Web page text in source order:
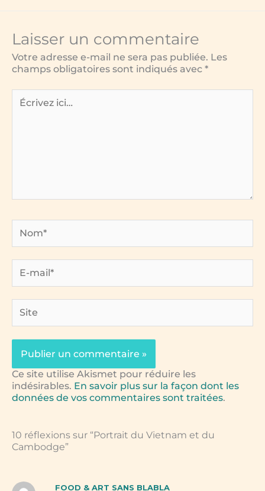
o
o
k
g
e
r
n
k
Laisser un commentaire
Votre adresse e-mail ne sera pas publiée. Les
champs obligatoires sont indiqués avec *
ici…
mail*
Ce site utilise Akismet pour réduire les
indésirables. En savoir plus sur la façon dont les
données de vos commentaires sont traitées.
10 réflexions sur “Portrait du Vietnam et du
Cambodge”
FOOD & ART SANS BLABLA